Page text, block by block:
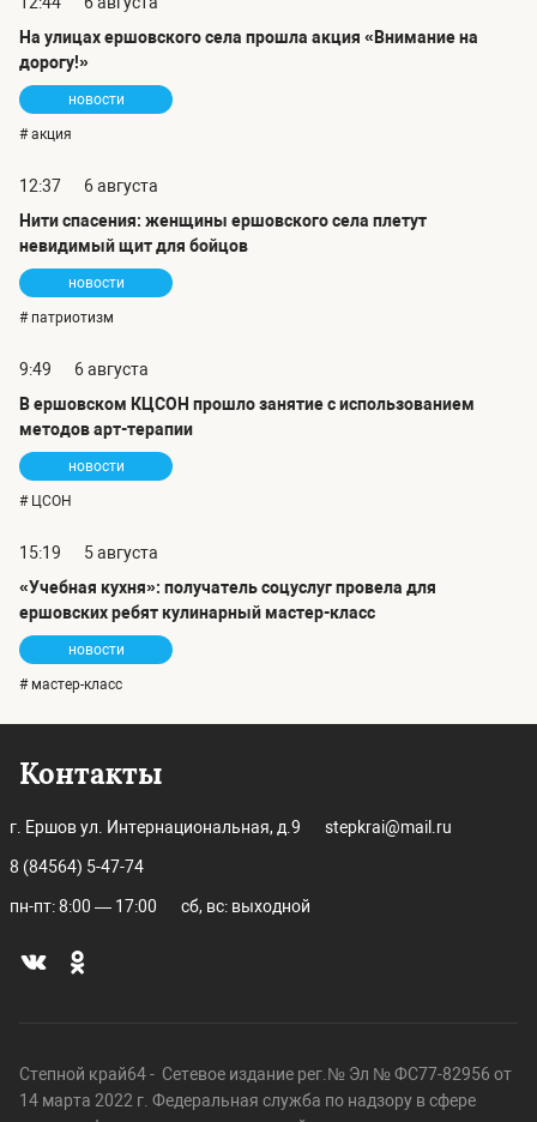
На улицах ершовского села прошла акция «Внимание на
дорогу!»
новости
# акция
12:37
6 августа
Нити спасения: женщины ершовского села плетут
невидимый щит для бойцов
новости
# патриотизм
9:49
6 августа
В ершовском КЦСОН прошло занятие с использованием
методов арт-терапии
новости
# ЦСОН
15:19
5 августа
«Учебная кухня»: получатель соцуслуг провела для
ершовских ребят кулинарный мастер-класс
новости
# мастер-класс
Контакты
г. Ершов ул. Интернациональная, д.9 stepkrai@mail.ru
8 (84564) 5-47-74
пн-пт: 8:00 — 17:00 сб, вс: выходной
Степной край64 - Сетевое издание рег.№ Эл № ФС77-82956 от
14 марта 2022 г. Федеральная служба по надзору в сфере